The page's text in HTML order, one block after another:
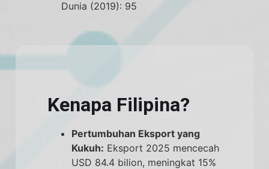
Dunia (2019): 95
Kenapa Filipina?
Pertumbuhan Eksport yang
Kukuh: Eksport 2025 mencecah
USD 84.4 bilion, meningkat 15%